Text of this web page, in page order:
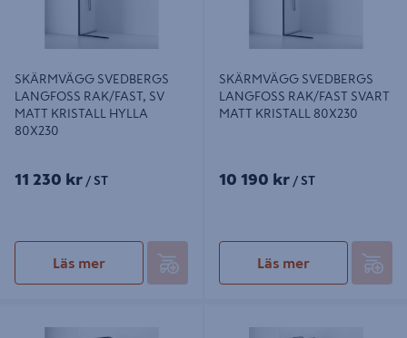
SKÄRMVÄGG SVEDBERGS
LANGFOSS RAK/FAST, SV
MATT KRISTALL HYLLA
80X230
11 230 kr / ST
Läs mer
SKÄRMVÄGG SVEDBERGS
LANGFOSS RAK/FAST SVART
MATT KRISTALL 80X230
10 190 kr / ST
Läs mer
LANGFOSS RAK/FAST SVART
LANGFOSS RAK/FAST SV MATT